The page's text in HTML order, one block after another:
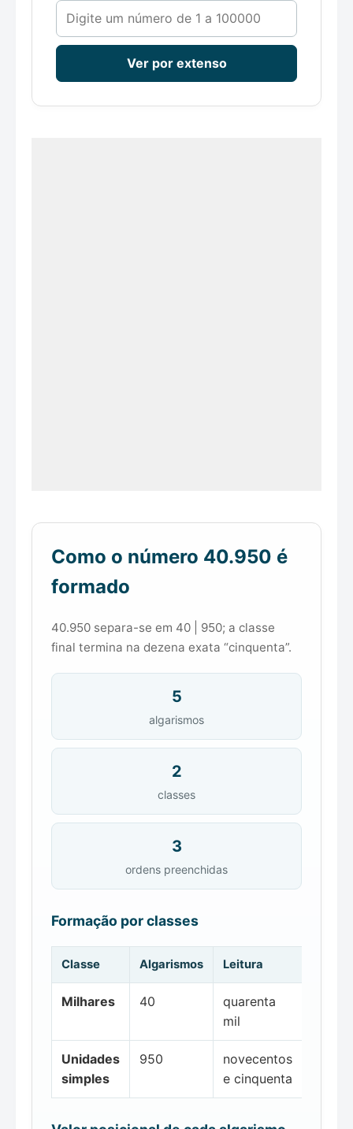
Número de 1 a 100000
Ver por extenso
Como o número 40.950 é
formado
40.950 separa-se em 40 | 950; a classe
final termina na dezena exata “cinquenta”.
5
algarismos
2
classes
3
ordens preenchidas
Formação por classes
Classe Algarismos Leitura
Milhares 40
quarenta
mil
Unidades
simples
950
novecentos
e cinquenta